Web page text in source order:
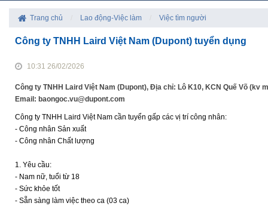
Trang chủ Lao động-Việc làm Việc tìm người
Công ty TNHH Laird Việt Nam (Dupont) tuyển dụng
10:31 26/02/2026
Công ty TNHH Laird Việt Nam (Dupont), Địa chỉ: Lô K10, KCN Quế Võ
Email: baongoc.vu@dupont.com
Công ty TNHH Laird Việt Nam cần tuyển gấp các vị trí công nhân:
- Công nhân Sản xuất
- Công nhân Chất lượng
1. Yêu cầu:
- Nam nữ, tuổi từ 18
- Sức khỏe tốt
- Sẵn sàng làm việc theo ca (03 ca)